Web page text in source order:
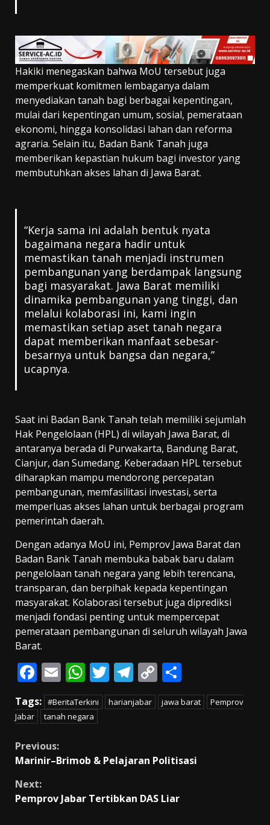
Hakiki menegaskan bahwa MoU tersebut juga
memperkuat komitmen lembaganya dalam
menyediakan tanah bagi berbagai kepentingan,
mulai dari kepentingan umum, sosial, pemerataan
ekonomi, hingga konsolidasi lahan dan reforma
agraria. Selain itu, Badan Bank Tanah juga
memberikan kepastian hukum bagi investor yang
membutuhkan akses lahan di Jawa Barat.
“Kerja sama ini adalah bentuk nyata
bagaimana negara hadir untuk
memastikan tanah menjadi instrumen
pembangunan yang berdampak langsung
bagi masyarakat. Jawa Barat memiliki
dinamika pembangunan yang tinggi, dan
melalui kolaborasi ini, kami ingin
memastikan setiap aset tanah negara
dapat memberikan manfaat sebesar-
besarnya untuk bangsa dan negara,”
ucapnya.
Saat ini Badan Bank Tanah telah memiliki sejumlah
Hak Pengelolaan (HPL) di wilayah Jawa Barat, di
antaranya berada di Purwakarta, Bandung Barat,
Cianjur, dan Sumedang. Keberadaan HPL tersebut
diharapkan mampu mendorong percepatan
pembangunan, memfasilitasi investasi, serta
memperluas akses lahan untuk berbagai program
pemerintah daerah.
Dengan adanya MoU ini, Pemprov Jawa Barat dan
Badan Bank Tanah membuka babak baru dalam
pengelolaan tanah negara yang lebih terencana,
transparan, dan berpihak kepada kepentingan
masyarakat. Kolaborasi tersebut juga diprediksi
menjadi fondasi penting untuk mempercepat
pemerataan pembangunan di seluruh wilayah Jawa
Barat.
F
ac
e
b
o
o
k
E
m
ai
l
W
h
at
s
p
p
T
w
itt
T
el
e
m
C
o
p
n
k
h
ar
Tags: #BeritaTerkini harianjabar jawa barat
Pemprov
Jabar
tanah negara
Continue
Previous:
Marinir–Brimob & Pelajaran Politisasi
Next:
Pemprov Jabar Tertibkan DAS Liar